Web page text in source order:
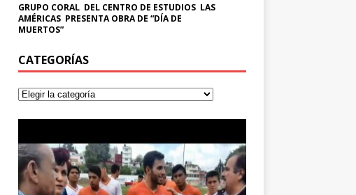
GRUPO CORAL DEL CENTRO DE ESTUDIOS LAS
AMÉRICAS PRESENTA OBRA DE “DÍA DE
MUERTOS”
CATEGORÍAS